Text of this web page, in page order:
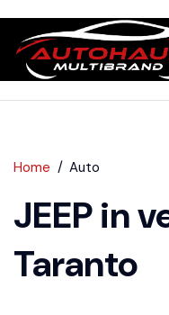
Home Auto
JEEP in
Taranto